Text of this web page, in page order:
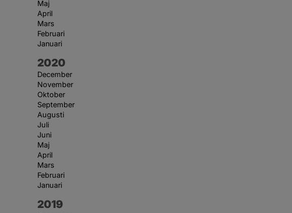
Maj
April
Mars
Februari
Januari
År:
2020
December
November
Oktober
September
Augusti
Juli
Juni
Maj
April
Mars
Februari
Januari
År:
2019